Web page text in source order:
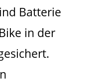
Batterie
in der